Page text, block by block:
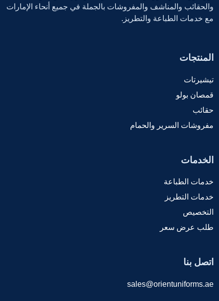
والحقائب والمناشف والمفروشات بالجملة في جميع أنحاء الإمارات
مع خدمات الطباعة والتطريز.
المنتجات
تيشيرتات
قمصان بولو
حقائب
مفروشات السرير والحمام
الخدمات
خدمات الطباعة
خدمات التطريز
التخصيص
طلب عرض سعر
اتصل بنا
sales@orientuniforms.ae